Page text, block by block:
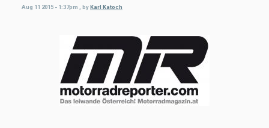
Aug 11 2015 - 1:37pm byKarl Katoch